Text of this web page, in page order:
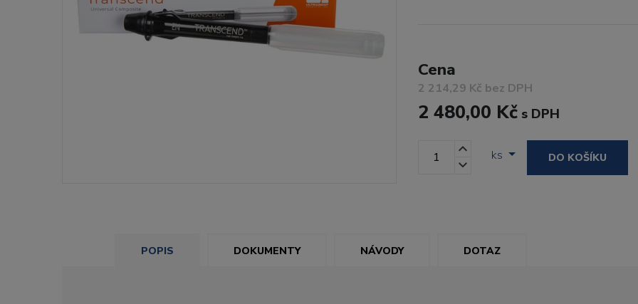
Cena
2 214,29 Kč bez DPH
2 480,00 Kč s DPH
ks DO KOŠÍKU
POPIS DOKUMENTY NÁVODY DOTAZ